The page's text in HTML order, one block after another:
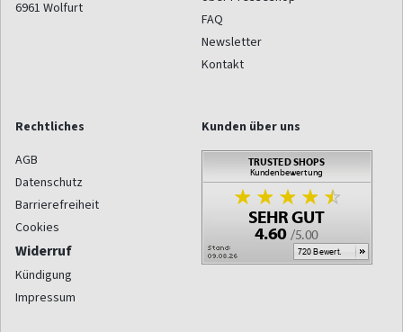
6961 Wolfurt
FAQ
Newsletter
Kontakt
Rechtliches
AGB
Datenschutz
Barrierefreiheit
Cookies
Widerruf
Kündigung
Impressum
Kunden über uns